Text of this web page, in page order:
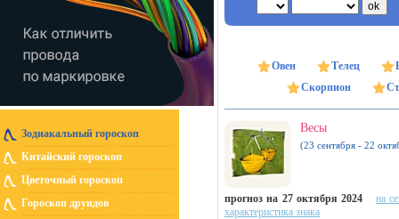
Зодиакальный гороскоп
Китайский гороскоп
Цветочный гороскоп
Гороскоп друидов
Овен Телец
Скорпион
Весы
(23 сентября - 22
прогноз на 27 октября 2024
на
характеристика знака